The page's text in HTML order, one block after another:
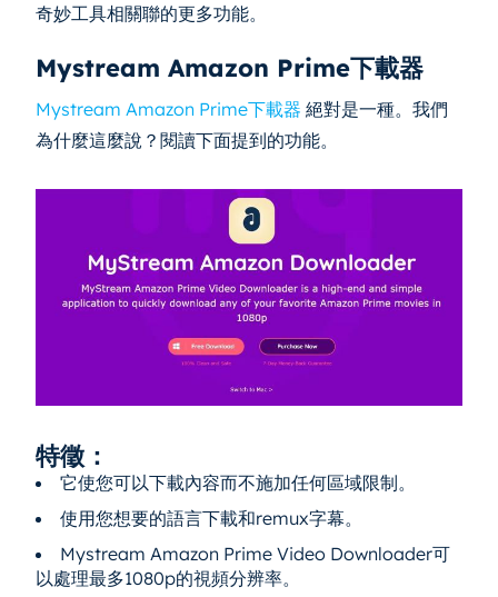
奇妙工具相關聯的更多功能。
Mystream Amazon Prime下載器
Mystream Amazon Prime下載器 絕對是一種。我們
為什麼這麼說？閱讀下面提到的功能。
特徵：
它使您可以下載內容而不施加任何區域限制。
使用您想要的語言下載和remux字幕。
Mystream Amazon Prime Video Downloader可
以處理最多1080p的視頻分辨率。